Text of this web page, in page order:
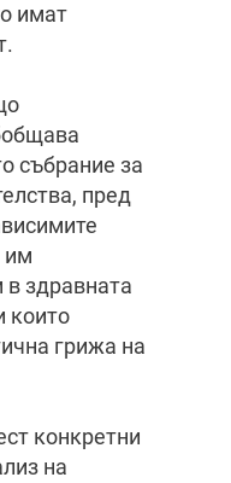
имат
събрание за
пред
им
в здравната
които
грижа на
конкретни
на